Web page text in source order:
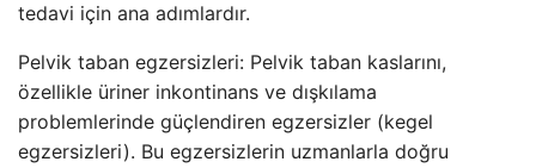
tedavi için ana adımlardır.
Pelvik taban egzersizleri: Pelvik taban kaslarını,
özellikle üriner inkontinans ve dışkılama
problemlerinde güçlendiren egzersizler (kegel
egzersizleri). Bu egzersizlerin uzmanlarla doğru